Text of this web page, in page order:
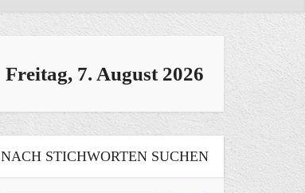
Freitag, 7. August 2026
NACH STICHWORTEN SUCHEN